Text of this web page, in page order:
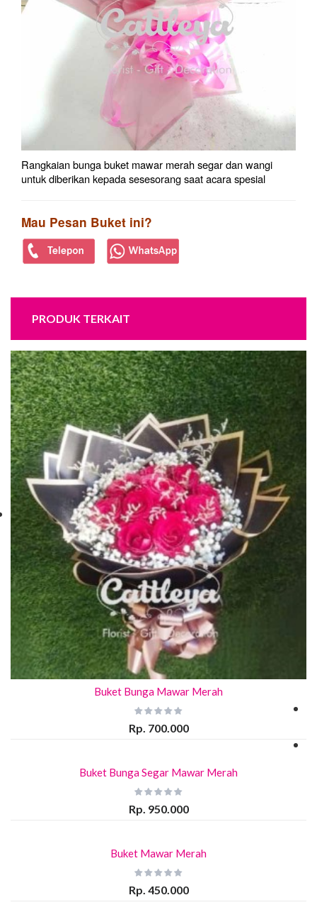
Rangkaian bunga buket mawar merah segar dan wangi
untuk diberikan kepada sesesorang saat acara spesial
Mau Pesan Buket ini?
PRODUK TERKAIT
Buket Bunga Mawar Merah
Rp. 700.000
Buket Bunga Segar Mawar Merah
Rp. 950.000
Buket Mawar Merah
Rp. 450.000